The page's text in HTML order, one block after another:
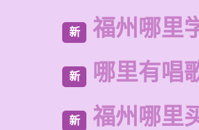
新 福州哪里
新 哪里有唱
新 福州哪里